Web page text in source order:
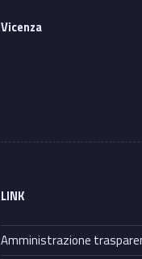
Vicenza
LINK
Amministrazione